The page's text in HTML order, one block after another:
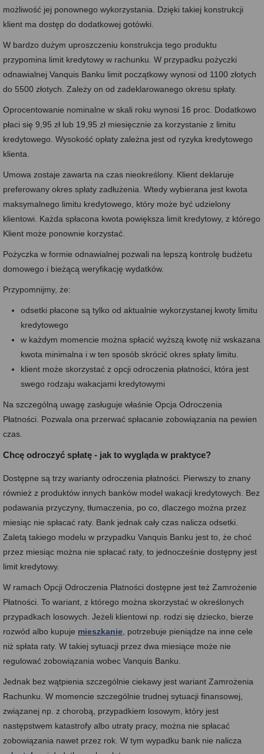
możliwość jej ponownego wykorzystania. Dzięki takiej konstrukcji
klient ma dostęp do dodatkowej gotówki.
W bardzo dużym uproszczeniu konstrukcja tego produktu
przypomina limit kredytowy w rachunku. W przypadku pożyczki
odnawialnej Vanquis Banku limit początkowy wynosi od 1100 złotych
do 5500 złotych. Zależy on od zadeklarowanego okresu spłaty.
Oprocentowanie nominalne w skali roku wynosi 16 proc. Dodatkowo
płaci się 9,95 zł lub 19,95 zł miesięcznie za korzystanie z limitu
kredytowego. Wysokość opłaty zależna jest od ryzyka kredytowego
klienta.
Umowa zostaje zawarta na czas nieokreślony. Klient deklaruje
preferowany okres spłaty zadłużenia. Wtedy wybierana jest kwota
maksymalnego limitu kredytowego, który może być udzielony
klientowi. Każda spłacona kwota powiększa limit kredytowy, z którego
Klient może ponownie korzystać.
Pożyczka w formie odnawialnej pozwali na lepszą kontrolę budżetu
domowego i bieżącą weryfikację wydatków.
Przypomnijmy, że:
odsetki płacone są tylko od aktualnie wykorzystanej kwoty limitu
kredytowego
w każdym momencie można spłacić wyższą kwotę niż wskazana
kwota minimalna i w ten sposób skrócić okres spłaty limitu.
klient może skorzystać z opcji odroczenia płatności, która jest
swego rodzaju wakacjami kredytowymi
Na szczególną uwagę zasługuje właśnie Opcja Odroczenia
Płatności. Pozwala ona przerwać spłacanie zobowiązania na pewien
czas.
Chcę odroczyć spłatę - jak to wygląda w praktyce?
Dostępne są trzy warianty odroczenia płatności. Pierwszy to znany
również z produktów innych banków model wakacji kredytowych. Bez
podawania przyczyny, tłumaczenia, po co, dlaczego można przez
miesiąc nie spłacać raty. Bank jednak cały czas nalicza odsetki.
Zaletą takiego modelu w przypadku Vanquis Banku jest to, że choć
przez miesiąc można nie spłacać raty, to jednocześnie dostępny jest
limit kredytowy.
W ramach Opcji Odroczenia Płatności dostępne jest też Zamrożenie
Płatności. To wariant, z którego można skorzystać w określonych
przypadkach losowych. Jeżeli klientowi np. rodzi się dziecko, bierze
rozwód albo kupuje mieszkanie , potrzebuje pieniądze na inne cele
niż spłata raty. W takiej sytuacji przez dwa miesiące może nie
regulować zobowiązania wobec Vanquis Banku.
Jednak bez wątpienia szczególnie ciekawy jest wariant Zamrożenia
Rachunku. W momencie szczególnie trudnej sytuacji finansowej,
związanej np. z chorobą, przypadkiem losowym, który jest
następstwem katastrofy albo utraty pracy, można nie spłacać
zobowiązania nawet przez rok. W tym wypadku bank nie nalicza